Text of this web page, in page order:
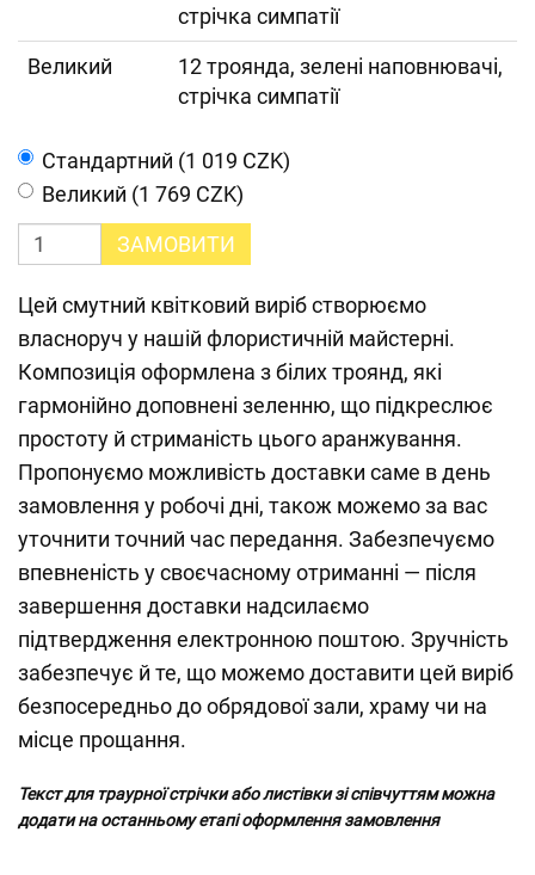
стрічка симпатії
Великий
12 троянда, зелені наповнювачі,
стрічка симпатії
Cтандартний (1 019 CZK)
Великий (1 769 CZK)
ЗАМОВИТИ
Цей смутний квітковий виріб створюємо
власноруч у нашій флористичній майстерні.
Композиція оформлена з білих троянд, які
гармонійно доповнені зеленню, що підкреслює
простоту й стриманість цього аранжування.
Пропонуємо можливість доставки саме в день
замовлення у робочі дні, також можемо за вас
уточнити точний час передання. Забезпечуємо
впевненість у своєчасному отриманні — після
завершення доставки надсилаємо
підтвердження електронною поштою. Зручність
забезпечує й те, що можемо доставити цей виріб
безпосередньо до обрядової зали, храму чи на
місце прощання.
Текст для траурної стрічки або листівки зі співчуттям можна
додати на останньому етапі оформлення замовлення